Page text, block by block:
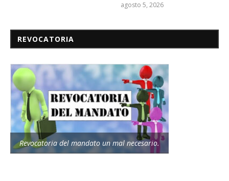
agosto 5, 2026
REVOCATORIA
Revocatoria del mandato un mal necesario.